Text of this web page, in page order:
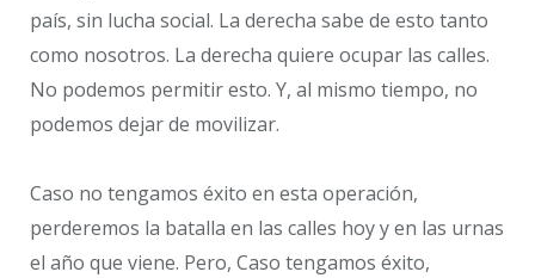
país, sin lucha social. La derecha sabe de esto tanto
como nosotros. La derecha quiere ocupar las calles.
No podemos permitir esto. Y, al mismo tiempo, no
podemos dejar de movilizar.
Caso no tengamos éxito en esta operación,
perderemos la batalla en las calles hoy y en las urnas
el año que viene. Pero, Caso tengamos éxito,